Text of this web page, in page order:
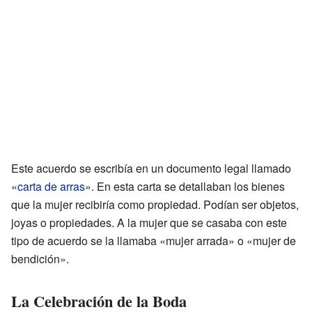
Este acuerdo se escribía en un documento legal llamado
«carta de arras». En esta carta se detallaban los bienes
que la mujer recibiría como propiedad. Podían ser objetos,
joyas o propiedades. A la mujer que se casaba con este
tipo de acuerdo se la llamaba «mujer arrada» o «mujer de
bendición».
La Celebración de la Boda